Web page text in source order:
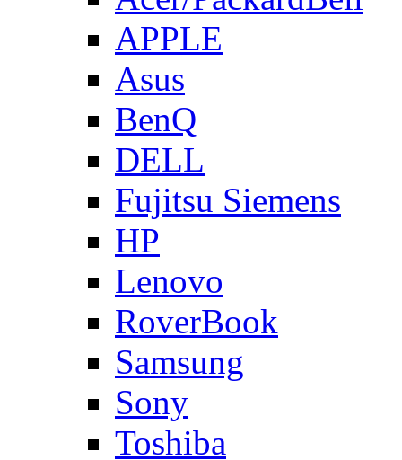
APPLE
Asus
BenQ
DELL
Fujitsu Siemens
HP
Lenovo
RoverBook
Samsung
Sony
Toshiba